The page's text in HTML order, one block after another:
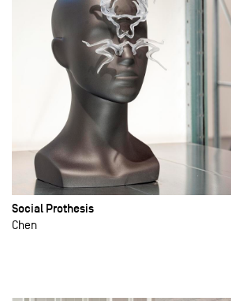
Social Prothesis
Chen